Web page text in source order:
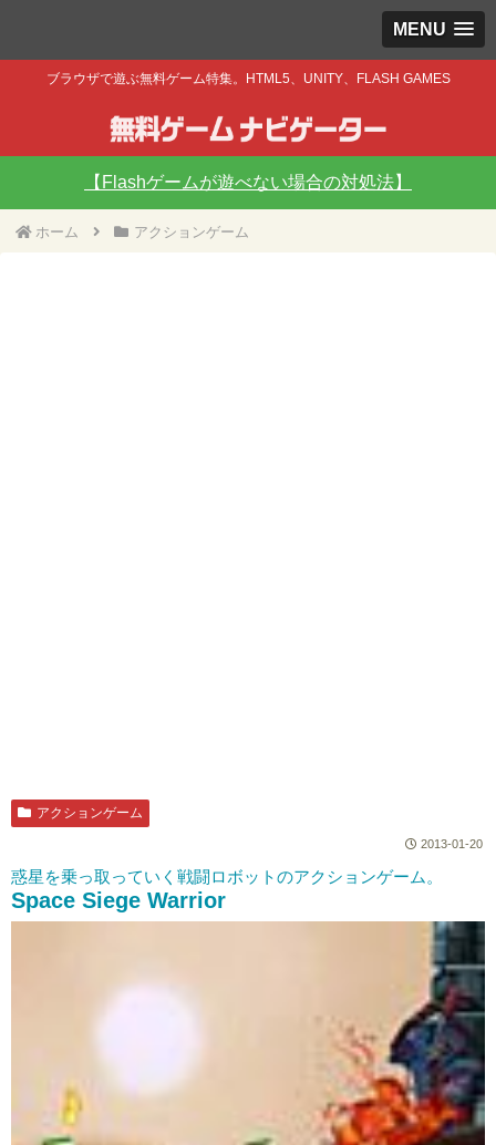
MENU
ブラウザで遊ぶ無料ゲーム特集。HTML5、UNITY、FLASH GAMES
【Flashゲームが遊べない場合の対処法】
ホーム アクションゲーム
アクションゲーム
2013-01-20
惑星を乗っ取っていく戦闘ロボットのアクションゲーム。
Space Siege Warrior